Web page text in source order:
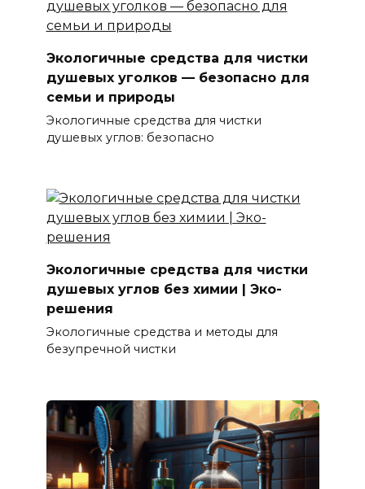
Экологичные средства для чистки
душевых уголков — безопасно для
семьи и природы
Экологичные средства для чистки
душевых углов: безопасно
Экологичные средства для чистки
душевых углов без химии | Эко-
решения
Экологичные средства и методы для
безупречной чистки